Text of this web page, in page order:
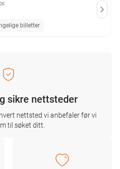
billetter
sikre nettsteder
nettsted vi anbefaler før vi
til søket ditt.